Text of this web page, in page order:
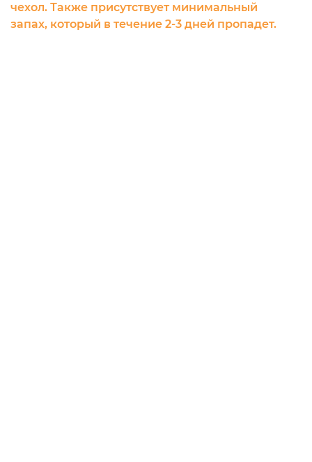
чехол. Также присутствует минимальный
запах, который в течение 2-3 дней пропадет.